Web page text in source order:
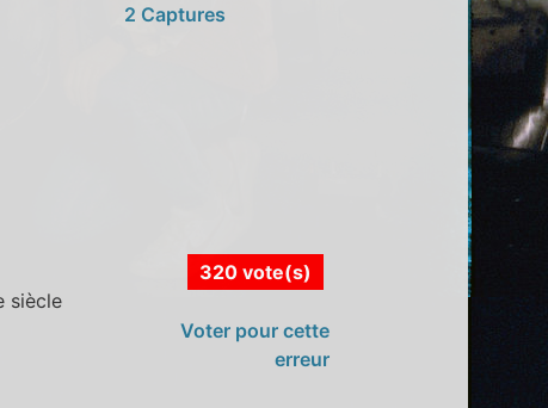
2 Captures
siècle
320 vote(s)
Voter pour cette
erreur